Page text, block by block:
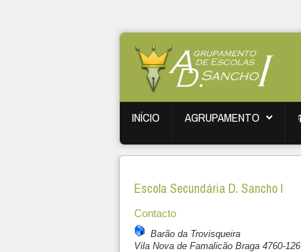
INÍCIO AGRUPAMENTO
Escola Secundária D. Sancho I
Contacto
Barão da Trovisqueira
Vila Nova de Famalicão Braga 4760-126